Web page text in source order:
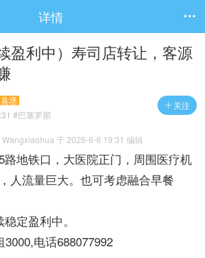
详情 
盈利中）寿司店转让，客源
 关注
县丞
#巴塞罗那
Wangxiaohua 于 2026-6-6 19:31 编辑
路地铁口，大医院正门，周围医疗机
人流量巨大。也可考虑融合早餐
定盈利中。
电话688077992